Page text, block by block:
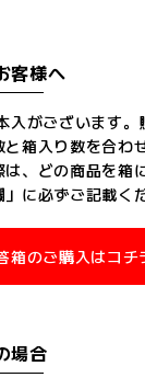
客様へ
入がございます。
箱入り数を合わ
、どの商品を箱
に必ずご記載く
箱のご購入はコチ
場合